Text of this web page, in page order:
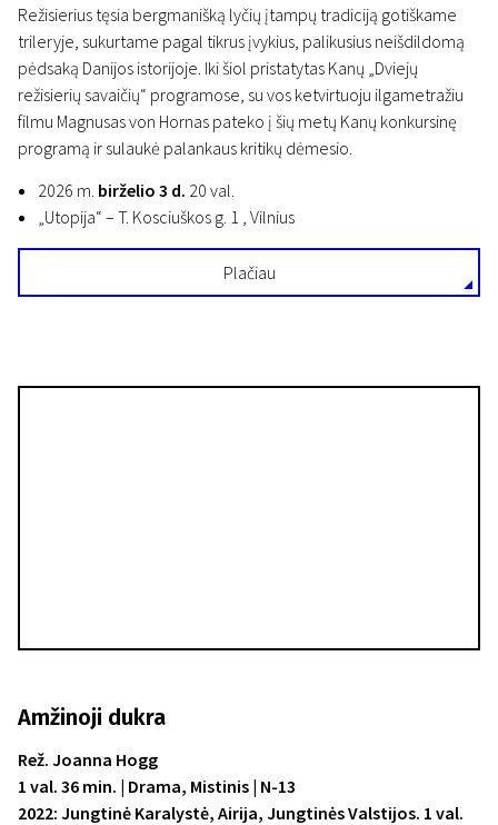
Režisierius tęsia bergmanišką lyčių įtampų tradiciją gotiškame
trileryje, sukurtame pagal tikrus įvykius, palikusius neišdildomą
pėdsaką Danijos istorijoje. Iki šiol pristatytas Kanų „Dviejų
režisierių savaičių“ programose, su vos ketvirtuoju ilgametražiu
filmu Magnusas von Hornas pateko į šių metų Kanų konkursinę
programą ir sulaukė palankaus kritikų dėmesio.
2026 m. birželio 3 d. 20 val.
„Utopija“ – T. Kosciuškos g. 1 , Vilnius
Plačiau
Amžinoji dukra
Rež. Joanna Hogg
1 val. 36 min. | Drama, Mistinis | N-13
2022: Jungtinė Karalystė, Airija, Jungtinės Valstijos. 1 val.